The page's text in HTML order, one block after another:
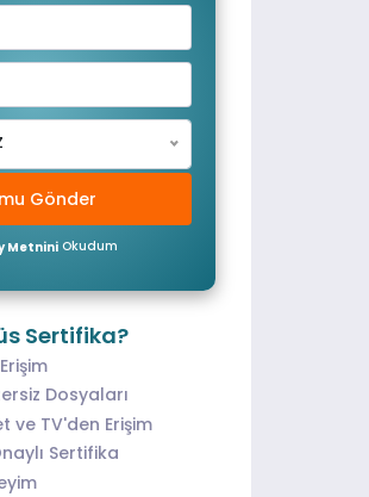
Gönder
MetniniOkudum
Sertifika?
Dosyaları
ve TV'den Erişim
Sertifika